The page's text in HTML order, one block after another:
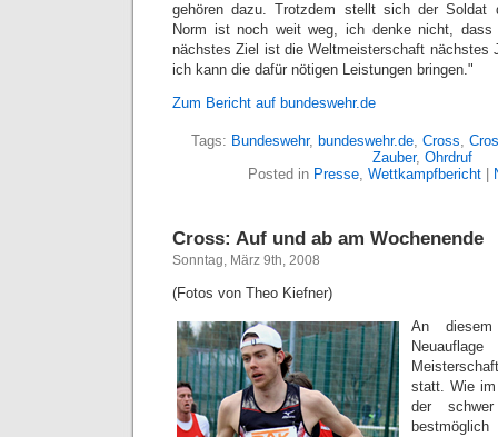
gehören dazu. Trotzdem stellt sich der Soldat
Norm ist noch weit weg, ich denke nicht,
nächstes Ziel ist die Weltmeisterschaft nächstes
ich kann die dafür nötigen Leistungen bringen.
Zum Bericht auf bundeswehr.de
Tags: Bundeswehr, bundeswehr.de, Cross,
Zauber, Ohrdruf
Posted in Presse, Wettkampfbericht|
Cross: Auf und ab am Wochenende
Sonntag, März 9th, 2008
(Fotos von Theo Kiefner)
An
statt. Wie im
der